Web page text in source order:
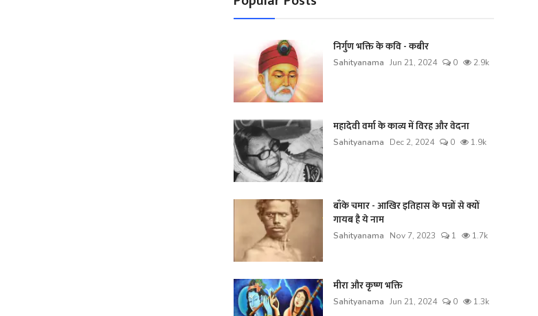
निर्गुण भक्ति के कवि - कबीर
Sahityanama Jun 21, 2024 0 2.9k
महादेवी वर्मा के काव्य में विरह और वेदना
Sahityanama Dec 2, 2024 0 1.9k
बाँके चमार - आखिर इतिहास के पन्नों से क्यों
गायब है ये नाम
Sahityanama Nov 7, 2023 1 1.7k
मीरा और कृष्ण भक्ति
Sahityanama Jun 21, 2024 0 1.3k